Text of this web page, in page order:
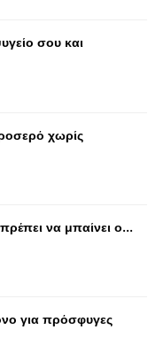
σου και
χωρίς
να μπαίνει ο...
για πρόσφυγες